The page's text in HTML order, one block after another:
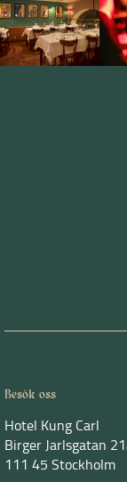
Besök oss
Hotel Kung Carl
Birger Jarlsgatan
111 45 Stockholm